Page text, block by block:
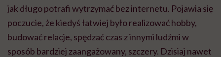
jak długo potrafi wytrzymać bez internetu. Pojawia się
poczucie, że kiedyś łatwiej było realizować hobby,
budować relacje, spędzać czas z innymi ludźmi w
sposób bardziej zaangażowany, szczery. Dzisiaj nawet